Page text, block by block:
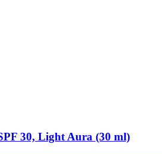
30, Light Aura (30 ml)